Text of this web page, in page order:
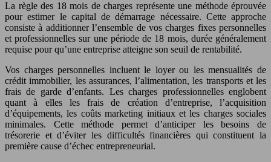
La règle des 18 mois de charges représente une méthode éprouvée
pour estimer le capital de démarrage nécessaire. Cette approche
consiste à additionner l’ensemble de vos charges fixes personnelles
et professionnelles sur une période de 18 mois, durée généralement
requise pour qu’une entreprise atteigne son seuil de rentabilité.
Vos charges personnelles incluent le loyer ou les mensualités de
crédit immobilier, les assurances, l’alimentation, les transports et les
frais de garde d’enfants. Les charges professionnelles englobent
quant à elles les frais de création d’entreprise, l’acquisition
d’équipements, les coûts marketing initiaux et les charges sociales
minimales. Cette méthode permet d’anticiper les besoins de
trésorerie et d’éviter les difficultés financières qui constituent la
première cause d’échec entrepreneurial.